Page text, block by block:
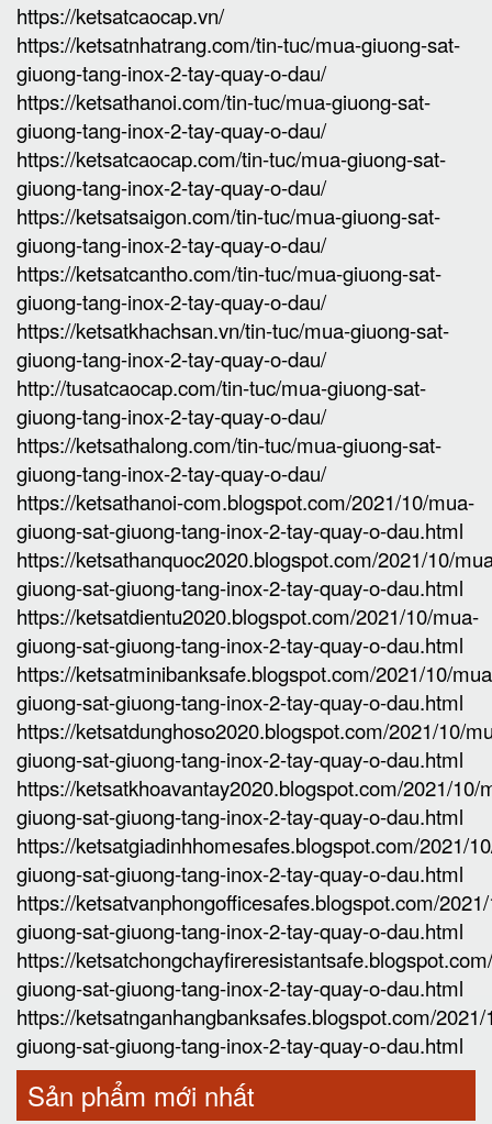
https://ketsatcaocap.vn/
https://ketsatnhatrang.com/tin-tuc/mua-giuong-sat-
giuong-tang-inox-2-tay-quay-o-dau/
https://ketsathanoi.com/tin-tuc/mua-giuong-sat-
giuong-tang-inox-2-tay-quay-o-dau/
https://ketsatcaocap.com/tin-tuc/mua-giuong-sat-
giuong-tang-inox-2-tay-quay-o-dau/
https://ketsatsaigon.com/tin-tuc/mua-giuong-sat-
giuong-tang-inox-2-tay-quay-o-dau/
https://ketsatcantho.com/tin-tuc/mua-giuong-sat-
giuong-tang-inox-2-tay-quay-o-dau/
https://ketsatkhachsan.vn/tin-tuc/mua-giuong-sat-
giuong-tang-inox-2-tay-quay-o-dau/
http://tusatcaocap.com/tin-tuc/mua-giuong-sat-
giuong-tang-inox-2-tay-quay-o-dau/
https://ketsathalong.com/tin-tuc/mua-giuong-sat-
giuong-tang-inox-2-tay-quay-o-dau/
https://ketsathanoi-com.blogspot.com/2021/10/mua-
giuong-sat-giuong-tang-inox-2-tay-quay-o-dau.html
https://ketsathanquoc2020.blogspot.com/2021/10/
giuong-sat-giuong-tang-inox-2-tay-quay-o-dau.html
https://ketsatdientu2020.blogspot.com/2021/10/mua-
giuong-sat-giuong-tang-inox-2-tay-quay-o-dau.html
https://ketsatminibanksafe.blogspot.com/2021/10/
giuong-sat-giuong-tang-inox-2-tay-quay-o-dau.html
https://ketsatdunghoso2020.blogspot.com/2021/10/
giuong-sat-giuong-tang-inox-2-tay-quay-o-dau.html
https://ketsatkhoavantay2020.blogspot.com/2021/10/
giuong-sat-giuong-tang-inox-2-tay-quay-o-dau.html
https://ketsatgiadinhhomesafes.blogspot.com/2021/
giuong-sat-giuong-tang-inox-2-tay-quay-o-dau.html
https://ketsatvanphongofficesafes.blogspot.com/
giuong-sat-giuong-tang-inox-2-tay-quay-o-dau.html
https://
giuong-sat-giuong-tang-inox-2-tay-quay-o-dau.html
https://ketsatnganhangbanksafes.blogspot.com/
giuong-sat-giuong-tang-inox-2-tay-quay-o-dau.html
Sản phẩm mới nhất